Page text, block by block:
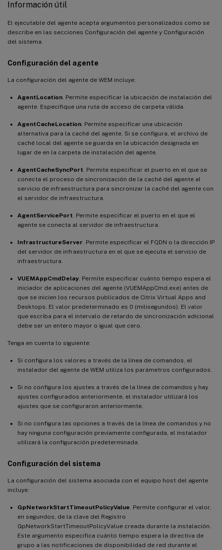
Información útil
El ejecutable del agente acepta argumentos personalizados como se
describe en las secciones Configuración del agente y Configuración
del sistema.
Configuración del agente
La configuración del agente de WEM incluye:
AgentLocation . Permite especificar la ubicación de instalación del
agente. Especifique una ruta de acceso de carpeta válida.
AgentCacheLocation . Permite especificar una ubicación
alternativa para la caché del agente. Si se configura, el archivo de
caché local del agente se guarda en la ubicación designada en
lugar de en la carpeta de instalación del agente.
AgentCacheSyncPort . Permite especificar el puerto en el que se
conecta el proceso de sincronización de la caché del agente al
servicio de infraestructura para sincronizar la caché del agente con
el servidor de infraestructura.
AgentServicePort . Permite especificar el puerto en el que el
agente se conecta al servidor de infraestructura.
InfrastructureServer . Permite especificar el FQDN o la dirección IP
del servidor de infraestructura en el que se ejecuta el servicio de
infraestructura.
VUEMAppCmdDelay . Permite especificar cuánto tiempo espera el
iniciador de aplicaciones del agente (VUEMAppCmd.exe) antes de
que se inicien los recursos publicados de Citrix Virtual Apps and
Desktops. El valor predeterminado es 0 (milisegundos). El valor
que escriba para el intervalo de retardo de sincronización adicional
debe ser un entero mayor o igual que cero.
Tenga en cuenta lo siguiente:
Si configura los valores a través de la línea de comandos, el
instalador del agente de WEM utiliza los parámetros configurados.
Si no configura los ajustes a través de la línea de comandos y hay
ajustes configurados anteriormente, el instalador utilizará los
ajustes que se configuraron anteriormente.
Si no configura las opciones a través de la línea de comandos y no
hay ninguna configuración previamente configurada, el instalador
utilizará la configuración predeterminada.
Configuración del sistema
La configuración del sistema asociada con el equipo host del agente
incluye:
GpNetworkStartTimeoutPolicyValue . Permite configurar el valor,
en segundos, de la clave del Registro
GpNetworkStartTimeoutPolicyValue creada durante la instalación.
Este argumento especifica cuánto tiempo espera la directiva de
grupo a las notificaciones de disponibilidad de red durante el